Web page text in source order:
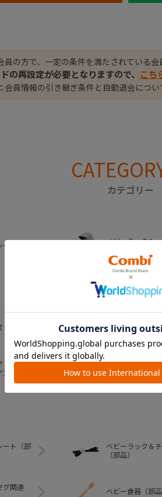
員の方で、一定の条件を満たされている会
の再設定が必要となりますので、 こち
会員情報の引き継ぎ条件と自動退会につい
カテゴリー
ト
ベビーラック＆
おむつ・
トイレグッズ
ベビー食器
ベビートイ
ート（部
ベビーラック＆
（部品）
グ関連
ベビー食器（部品